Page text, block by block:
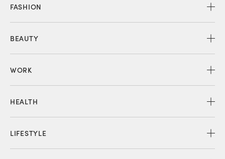
FASHION
BEAUTY
WORK
HEALTH
LIFESTYLE